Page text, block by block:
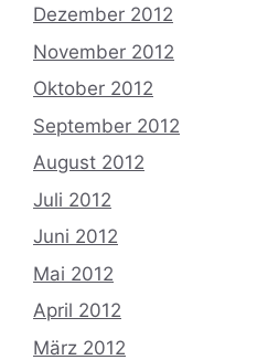
Dezember 2012
November 2012
Oktober 2012
September 2012
August 2012
Juli 2012
Juni 2012
Mai 2012
April 2012
März 2012